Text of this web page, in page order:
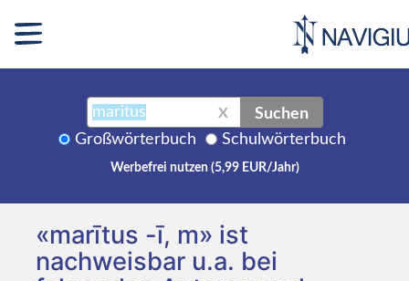
X Suchen
Großwörterbuch Schulwörterbuch
Werbefrei nutzen (5,99 EUR/Jahr)
«marītus -ī, m» ist
nachweisbar u.a. bei